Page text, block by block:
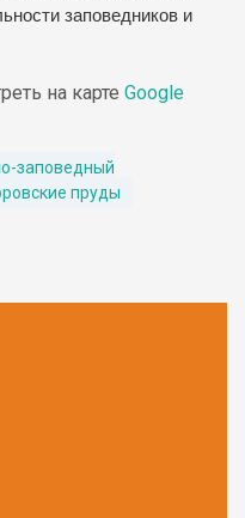
заповедников и
на карте Google
заповедный
пруды